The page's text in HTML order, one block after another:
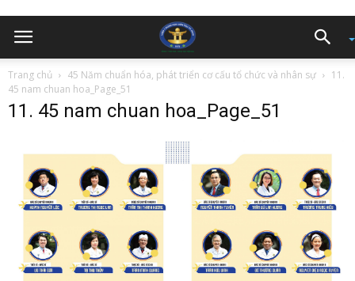
Trang chủ 45 Năm chuẩn hóa, phát triển cơ cấu tổ chức và nhân sự
11.
45 nam chuan hoa_Page_51
11. 45 nam chuan hoa_Page_51